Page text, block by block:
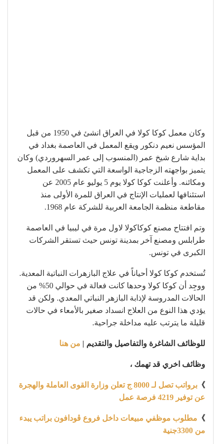
وكان معمل كوكا كولا في العراق انشئ في 1950 من قبل
المؤسس نعيم دنكور ويقع المعمل في العاصمة بغداد في
بداية شارع شيخ عمر (المنسوب إلى عمر السهروردي) وكان
يتميز بواجهته الزجاجية الواسعة التي تكشف على المعمل
ومكائنه. وأعلنت كوكا كولا يوم 5 يوليو عام 2005 عن
استئنافها لعمليات الإنتاج في العراق للمرة الأولى منذ
مقاطعة منظمة الجامعة العربية للشركة عام 1968.
وتم افتتاح مصنع كوكاكولا لاول مرة في ليبيا في العاصمة
طرابلس ومصنع آخر بمدينة تونس حيث تستقر الشركات
الكبرى في تونس.
تُستخدم كوكا كولا أحياناً في علاج البازهرات النباتية المعدية.
ووجِد أن كوكا كولا وحدها كانت فعالة في حوالي 50% من
الحالات المدروسة لإذابة البازهر النباتي المعدي. ولكن قد
يؤدي هذا النوع من العلاج انسداد صغير بالأمعاء في حالات
قليلة ما يترتب عليه مداخلة جراحية.
للوظائف الشاغرة والتفاصيل والتقديم | من هنا
وظائف اخري قد تهمك ،
》
برواتب تصل لـ 8000 ج تعلن وزارة القوى العاملة والهجرة
عن توفير 4219 فرصة عمل
》 مطلوب موظفي مبيعات داخل فروع ڤودافون براتب يبدء
من 3300جنية